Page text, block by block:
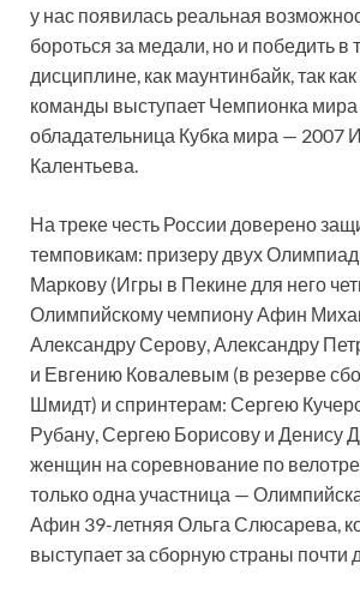
у нас появилась реальная
бороться за медали, но и победить в
дисциплине, как маунтинбайк, так
команды выступает Чемпионка
обладательница Кубка мира — 2007
Калентьева.
На треке честь России доверено
темповикам: призеру двух
Маркову (Игры в Пекине для него
Олимпийскому чемпиону Афин
Александру Серову, Александру
и Евгению Ковалевым (в резерве
Шмидт) и спринтерам: Сергею
Рубану, Сергею Борисову и Денису
женщин на соревнование по
только одна участница —
Афин 39-летняя Ольга Слюсарева,
выступает за сборную страны почти